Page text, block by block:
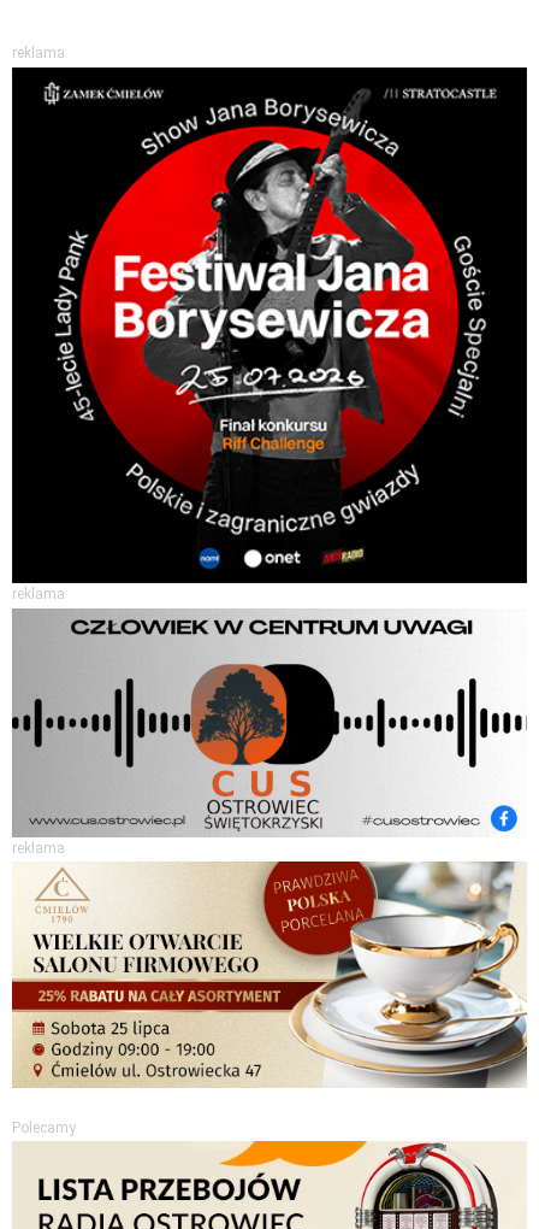
reklama
reklama
reklama
Polecamy